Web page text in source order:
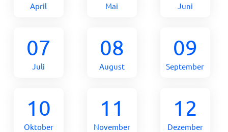
April Mai Juni
07
Juli
08
August
09
September
10
Oktober
11
November
12
Dezember